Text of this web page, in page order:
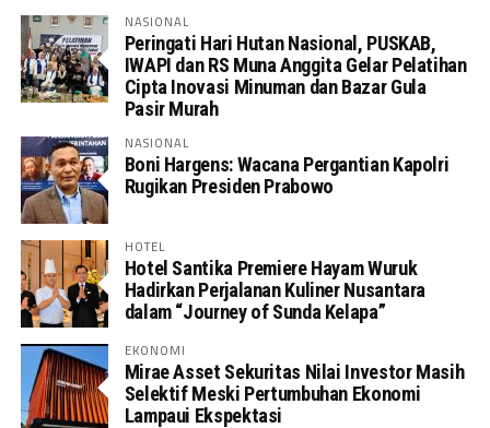
NASIONAL
Peringati Hari Hutan Nasional, PUSKAB,
IWAPI dan RS Muna Anggita Gelar Pelatihan
Cipta Inovasi Minuman dan Bazar Gula
Pasir Murah
NASIONAL
Boni Hargens: Wacana Pergantian Kapolri
Rugikan Presiden Prabowo
HOTEL
Hotel Santika Premiere Hayam Wuruk
Hadirkan Perjalanan Kuliner Nusantara
dalam “Journey of Sunda Kelapa”
EKONOMI
Mirae Asset Sekuritas Nilai Investor Masih
Selektif Meski Pertumbuhan Ekonomi
Lampaui Ekspektasi